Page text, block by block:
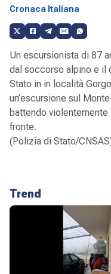
Cronaca Italiana
Un escursionista di 87
dal soccorso alpino e il
Stato in in località
un’escursione sul
battendo
fronte.
(Polizia di Stato/
Trend